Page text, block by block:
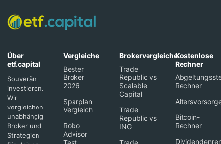
Über
etf.capital
Souverän
investieren.
Wir
vergleichen
unabhängig
Broker und
Strategien
Vergleiche
Bester
Broker
2026
Sparplan
Vergleich
Robo
Advisor
Test
Brokervergleiche
Trade
Republic vs
Scalable
Capital
Trade
Republic vs
ING
Trade
Kostenlose
Rechner
Rechner
Bitcoin-
Rechner